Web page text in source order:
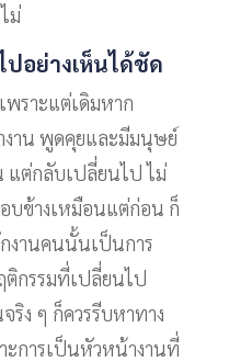
ม่
อย่างเห็นได้ชัด
พราะแต่เดิมหาก
งาน พูดคุยและมีมนุษย์
ต่กลับเปลี่ยนไป ไม่
บข้างเหมือนแต่ก่อน ก็
งานคนนั้นเป็นการ
กรรมที่เปลี่ยนไป
ริง ๆ ก็ควรรีบหาทาง
ะการเป็นหัวหน้างานที่